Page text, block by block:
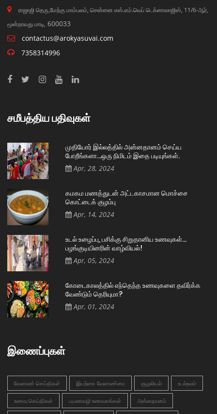
ராஜாஜி தெரு,மேற்கு மாம்பலம், சென்னை எஸ்.எம்.வெப் டெக்னாலாஜிஸ், 11/6-ஆர்,
மூன்றாவது மாடி, 600033
contactus@arokyasuvai.com
7358314996
சமீபத்திய பதிவுகள்
முதியோர் இல்லத்தில் அன்னதானம் செய்ய
போறீங்களா…ஒரு நிமிடம் இதை படியுங்கள்.
Apr, 28, 2024
கமகம மணத்துடன் அட்டகாசமான மொச்சை
கொட்டைக் குழம்பு
Apr, 14, 2024
உடல் உழைப்பு, பசிக்கு சிறுதானிய உணவுகள்…
பழங்குடியினரின் வாழ்வியல்!
Apr, 05, 2024
கோடைகாலத்தில் எந்தெந்த உணவுகளை தவிர்க்க
வேண்டும் தெரியுமா?
Apr, 01, 2024
இணைப்புகள்
வேளாண் செய்திகள் இயற்கை வேளாண்மை சூழலியல் உடல்நலம்
உணவு செய்திகள் பயணவழி உணவகங்கள் அன்னதானம்